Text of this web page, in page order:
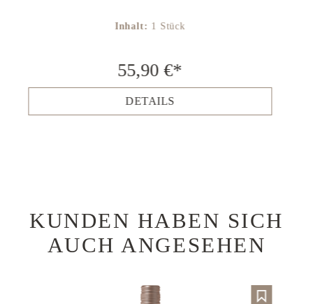
Inhalt: 1 Stück
55,90 €*
DETAILS
Produktgalerie überspringen
KUNDEN HABEN SICH
AUCH ANGESEHEN